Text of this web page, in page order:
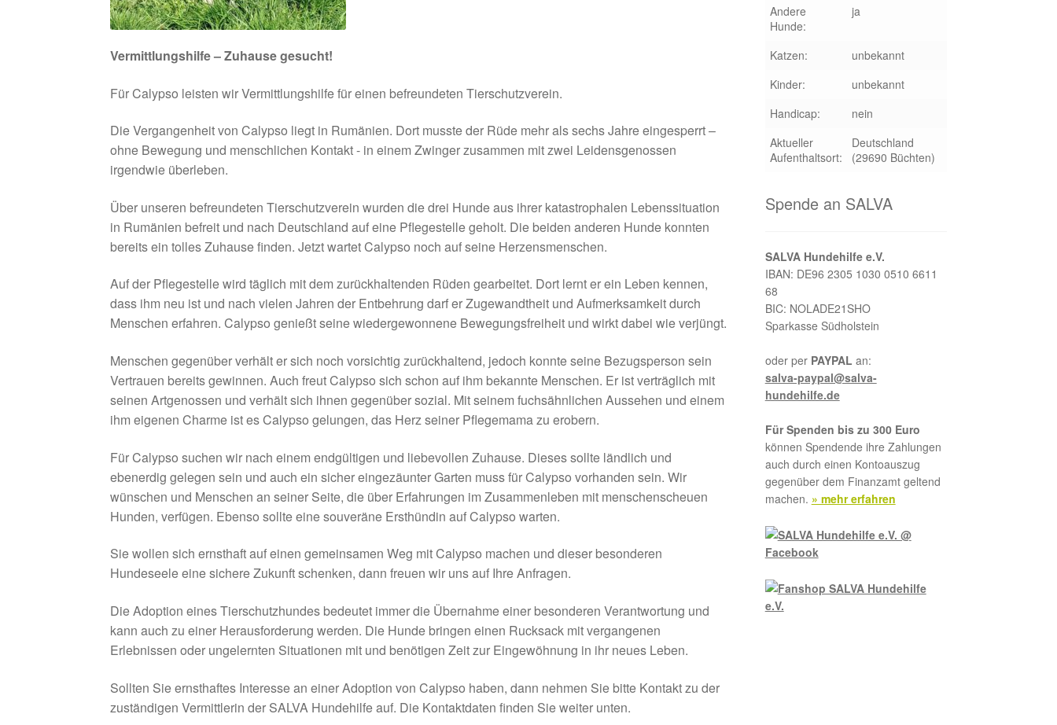
Vermittlungshilfe – Zuhause gesucht!
Für Calypso leisten wir Vermittlungshilfe für einen befreundeten Tierschutzverein.
Die Vergangenheit von Calypso liegt in Rumänien. Dort musste der Rüde mehr als sechs Jahre eingesperrt –
ohne Bewegung und menschlichen Kontakt - in einem Zwinger zusammen mit zwei Leidensgenossen
irgendwie überleben.
Über unseren befreundeten Tierschutzverein wurden die drei Hunde aus ihrer katastrophalen Lebenssituation
in Rumänien befreit und nach Deutschland auf eine Pflegestelle geholt. Die beiden anderen Hunde konnten
bereits ein tolles Zuhause finden. Jetzt wartet Calypso noch auf seine Herzensmenschen.
Auf der Pflegestelle wird täglich mit dem zurückhaltenden Rüden gearbeitet. Dort lernt er ein Leben kennen,
dass ihm neu ist und nach vielen Jahren der Entbehrung darf er Zugewandtheit und Aufmerksamkeit durch
Menschen erfahren. Calypso genießt seine wiedergewonnene Bewegungsfreiheit und wirkt dabei wie verjüngt.
Menschen gegenüber verhält er sich noch vorsichtig zurückhaltend, jedoch konnte seine Bezugsperson sein
Vertrauen bereits gewinnen. Auch freut Calypso sich schon auf ihm bekannte Menschen. Er ist verträglich mit
seinen Artgenossen und verhält sich ihnen gegenüber sozial. Mit seinem fuchsähnlichen Aussehen und einem
ihm eigenen Charme ist es Calypso gelungen, das Herz seiner Pflegemama zu erobern.
Für Calypso suchen wir nach einem endgültigen und liebevollen Zuhause. Dieses sollte ländlich und
ebenerdig gelegen sein und auch ein sicher eingezäunter Garten muss für Calypso vorhanden sein. Wir
wünschen und Menschen an seiner Seite, die über Erfahrungen im Zusammenleben mit menschenscheuen
Hunden, verfügen. Ebenso sollte eine souveräne Ersthündin auf Calypso warten.
Sie wollen sich ernsthaft auf einen gemeinsamen Weg mit Calypso machen und dieser besonderen
Hundeseele eine sichere Zukunft schenken, dann freuen wir uns auf Ihre Anfragen.
Die Adoption eines Tierschutzhundes bedeutet immer die Übernahme einer besonderen Verantwortung und
kann auch zu einer Herausforderung werden. Die Hunde bringen einen Rucksack mit vergangenen
Erlebnissen oder ungelernten Situationen mit und benötigen Zeit zur Eingewöhnung in ihr neues Leben.
Sollten Sie ernsthaftes Interesse an einer Adoption von Calypso haben, dann nehmen Sie bitte Kontakt zu der
zuständigen Vermittlerin der SALVA Hundehilfe auf. Die Kontaktdaten finden Sie weiter unten.
Andere
Hunde:
ja
Katzen:
unbekannt
Kinder:
unbekannt
Handicap:
nein
Aktueller
Aufenthaltsort:
Deutschland
(29690 Büchten)
Spende an SALVA
SALVA Hundehilfe e.V.
IBAN: DE96 2305 1030 0510 6611
68
BIC: NOLADE21SHO
Sparkasse Südholstein
oder per PAYPAL an:
salva-paypal@salva-
hundehilfe.de
Für Spenden bis zu 300 Euro
können Spendende ihre Zahlungen
auch durch einen Kontoauszug
gegenüber dem Finanzamt geltend
machen. » mehr erfahren